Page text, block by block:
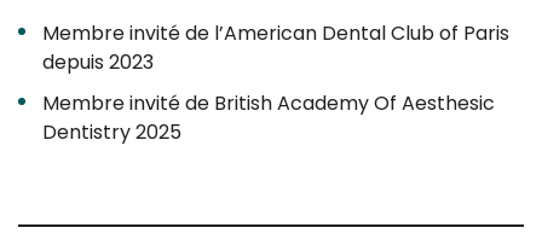
Membre invité de l’American Dental Club of Paris
depuis 2023
Membre invité de British Academy Of Aesthesic
Dentistry 2025